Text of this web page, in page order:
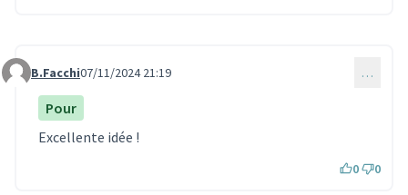
Commentaire 3495
B.Facchi07/11/2024 21:19 …
Pour
Excellente idée !
0 0